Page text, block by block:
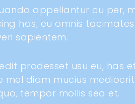
appellantur cu per,
has, eu omnis
sapientem.
prodesset usu eu, has
mel diam mucius
tempor mollis sea et.